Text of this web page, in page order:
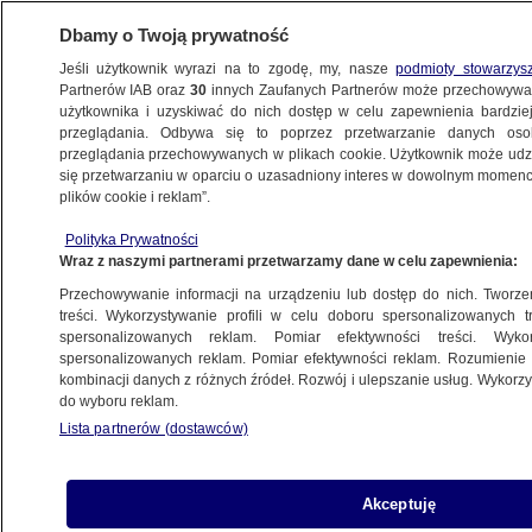
WARSZAWA
KOMUNIKACJA
"Jeden z większych przetargów
w tej części Europy"
11.02.2025, 21:50
Udostępnij
Dbamy o Twoją prywatność
Jeśli użytkownik wyrazi na to zgodę, my, naszepodmioty
Partnerów IAB oraz30 innych Zaufanych Partnerów może
użytkownika i uzyskiwać do nich dostęp w celu zapewnienia
przeglądania. Odbywa się to poprzez przetwarzanie danych
przeglądania przechowywanych w plikach cookie. Użytkownik może
się przetwarzaniu w oparciu o uzasadniony interes w dowolnym
plików cookie i reklam”.
Polityka Prywatności
Wraz z naszymi partnerami przetwarzamy dane w celu zapewnienia:
Przechowywanie informacji na urządzeniu lub dostęp do nich.
treści. Wykorzystywanie profili w celu doboru spersonalizowanych
spersonalizowanych reklam. Pomiar efektywności treści.
spersonalizowanych reklam. Pomiar efektywności reklam.
kombinacji danych z różnych źródeł. Rozwój i ulepszanie usług.
do wyboru reklam.
Lista partnerów (dostawców)
Akceptuję